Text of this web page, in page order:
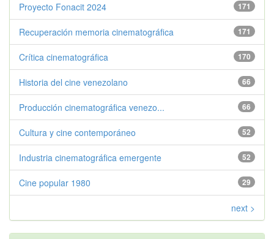
171
Proyecto Fonacit 2024
171
Recuperación memoria cinematográfica
170
Crítica cinematográfica
66
Historia del cine venezolano
66
Producción cinematográfica venezo...
52
Cultura y cine contemporáneo
52
Industria cinematográfica emergente
29
Cine popular 1980
next >